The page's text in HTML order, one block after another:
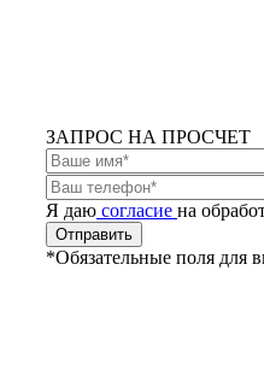
ЗАПРОС НА ПРОСЧЕТ
Я даю согласие на
*Обязательные поля для